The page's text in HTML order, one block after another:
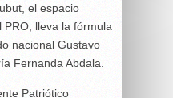
el espacio
lleva la fórmula
nacional Gustavo
Fernanda Abdala.
Patriótico